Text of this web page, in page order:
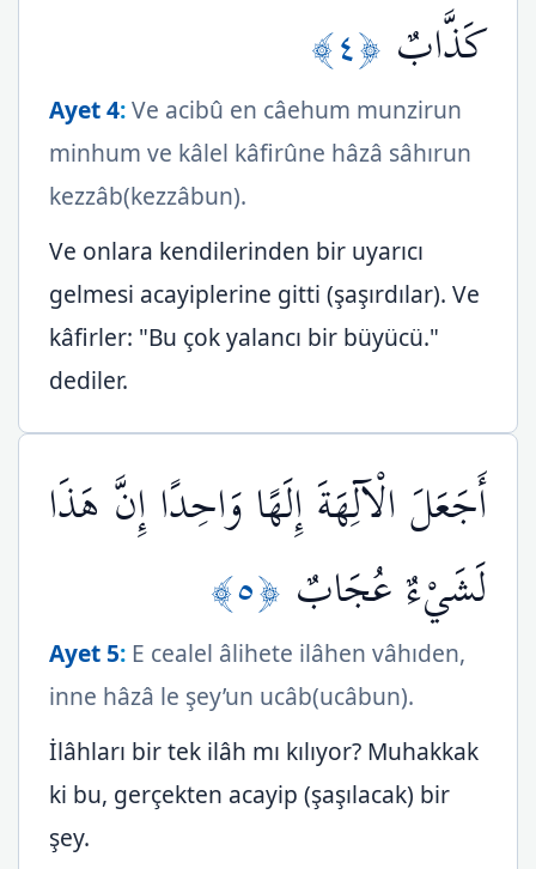
كَذَّابٌ ﴿٤﴾
Ayet 4:Ve acibû en câehum munzirun
minhum ve kâlel kâfirûne hâzâ sâhırun
kezzâb(kezzâbun).
Ve onlara kendilerinden bir uyarıcı
gelmesi acayiplerine gitti (şaşırdılar). Ve
kâfirler: "Bu çok yalancı bir büyücü."
dediler.
أَجَعَلَ الْآلِهَةَ إِلَهًا وَاحِدًا إِنَّ هَذَا
لَشَيْءٌ عُجَابٌ ﴿٥﴾
Ayet 5: E cealel âlihete ilâhen vâhıden,
inne hâzâ le şey’un ucâb(ucâbun).
İlâhları bir tek ilâh mı kılıyor? Muhakkak
ki bu, gerçekten acayip (şaşılacak) bir
şey.